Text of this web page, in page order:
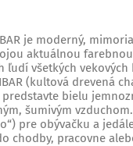
je moderný,
aktuálnou
ľudí všetkých
(kultová drevená
bielu
šumivým
pre obývačku a
chodby, pracovne